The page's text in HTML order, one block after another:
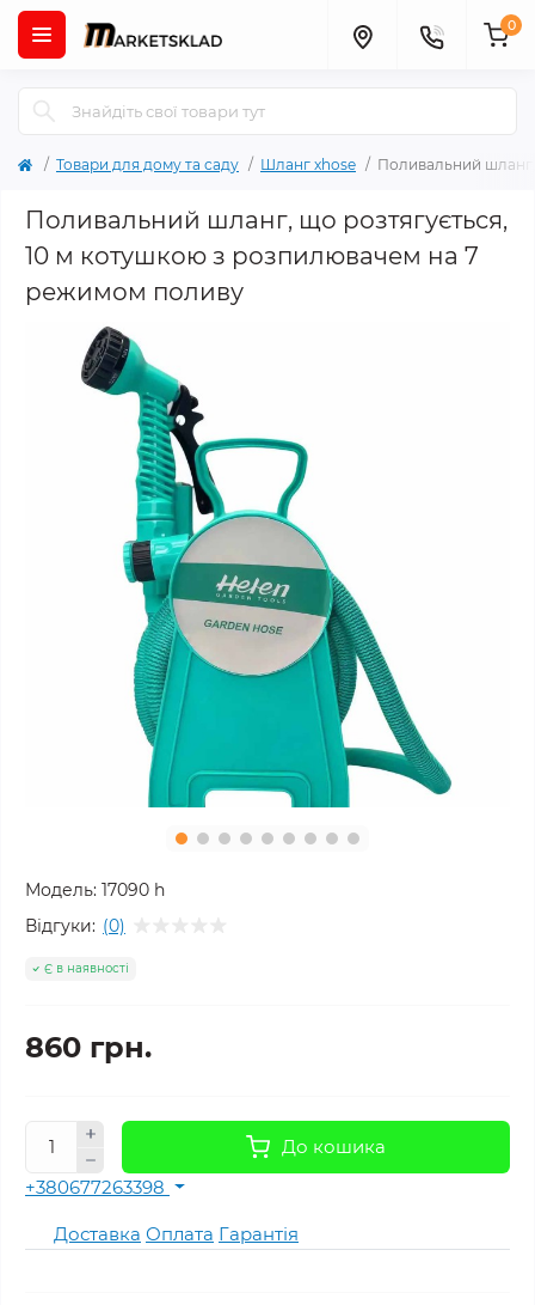
0
Товари для дому та саду Шланг xhose Поливальний
Поливальний шланг, що розтягується,
10 м котушкою з розпилювачем на 7
режимом поливу
Модель: 17090 h
Відгуки: (0)
Є в наявності
860 грн.
До кошика
+380677263398
Доставка Оплата Гарантія